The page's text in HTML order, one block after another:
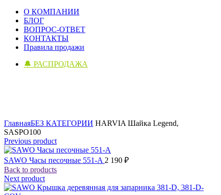
О КОМПАНИИ
БЛОГ
ВОПРОС-ОТВЕТ
КОНТАКТЫ
Правила продажи
🔔 РАСПРОДАЖА
ГлавнаяБЕЗ КАТЕГОРИИ HARVIA Шайка Legend,
SASPO100
Previous product
SAWO Часы песочные 551-A 2 190 ₽
Back to products
Next product